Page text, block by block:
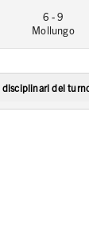
6 - 9
Mollungo
disciplinari del